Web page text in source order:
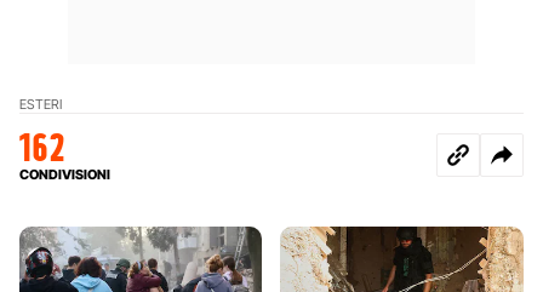
ESTERI
162
CONDIVISIONI